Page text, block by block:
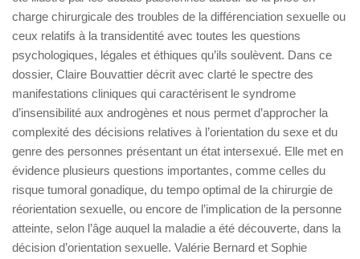
charge chirurgicale des troubles de la différenciation sexuelle ou
ceux relatifs à la transidentité avec toutes les questions
psychologiques, légales et éthiques qu’ils soulèvent. Dans ce
dossier, Claire Bouvattier décrit avec clarté le spectre des
manifestations cliniques qui caractérisent le syndrome
d’insensibilité aux androgènes et nous permet d’approcher la
complexité des décisions relatives à l’orientation du sexe et du
genre des personnes présentant un état intersexué. Elle met en
évidence plusieurs questions importantes, comme celles du
risque tumoral gonadique, du tempo optimal de la chirurgie de
réorientation sexuelle, ou encore de l’implication de la personne
atteinte, selon l’âge auquel la maladie a été découverte, dans la
décision d’orientation sexuelle. Valérie Bernard et Sophie